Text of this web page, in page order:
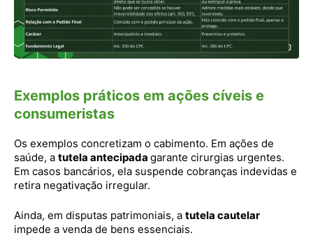
Exemplos práticos em ações cíveis e
consumeristas
Os exemplos concretizam o cabimento. Em ações de
saúde, a tutela antecipada garante cirurgias urgentes.
Em casos bancários, ela suspende cobranças indevidas e
retira negativação irregular.
Ainda, em disputas patrimoniais, a tutela cautelar
impede a venda de bens essenciais.